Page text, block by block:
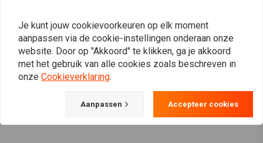
OG Klassiek T-Shirt
€32,82
Retro Helmet | Matte
Grey
€222,79
View more
Je kunt jouw cookievoorkeuren op elk moment
aanpassen via de cookie-instellingen onderaan onze
website. Door op "Akkoord" te klikken, ga je akkoord
met het gebruik van alle cookies zoals beschreven in
onze Cookieverklaring.
Aanpassen Accepteer cookies